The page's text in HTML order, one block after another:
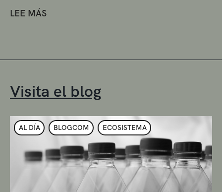
LEE MÁS
Visita el blog
AL DÍA BLOGCOM ECOSISTEMA